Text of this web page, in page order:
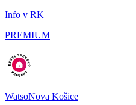
Info v RK
PREMIUM
WatsoNova Košice